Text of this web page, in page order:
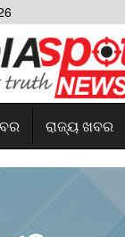
ରାଜ୍ୟ ଖବର